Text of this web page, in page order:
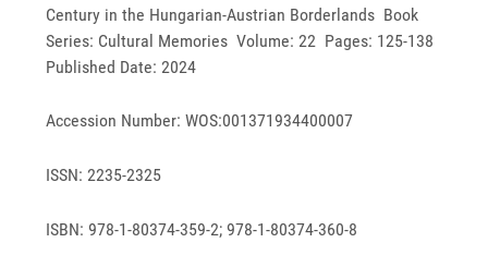
Century in the Hungarian-Austrian Borderlands Book
Series: Cultural Memories Volume: 22 Pages: 125-138
Published Date: 2024
Accession Number: WOS:001371934400007
ISSN: 2235-2325
ISBN: 978-1-80374-359-2; 978-1-80374-360-8